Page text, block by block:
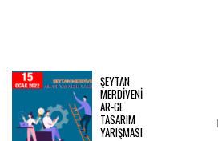
ŞEYTAN
MERDİVENİ
AR-GE
TASARIM
YARIŞMASI